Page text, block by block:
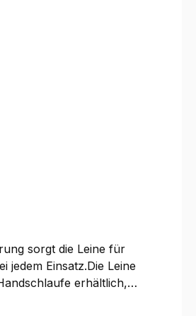
sorgt die Leine für
jedem Einsatz.Die Leine
erhältlich,